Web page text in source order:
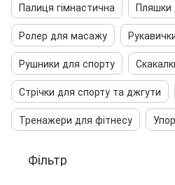
Палиця гімнастична
Пляшки
Ролер для масажу
Рушники для спорту
Стрічки для спорту та джгути
Тренажери для фітнесу
Фільтр